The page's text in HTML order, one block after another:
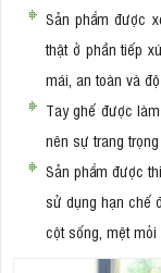
Sản phẩm được
thật ở phần tiếp
mái, an toàn và
Tay ghế được
nên sự trang
Sản phẩm được
sử dụng hạn chế
cột sống, mệt